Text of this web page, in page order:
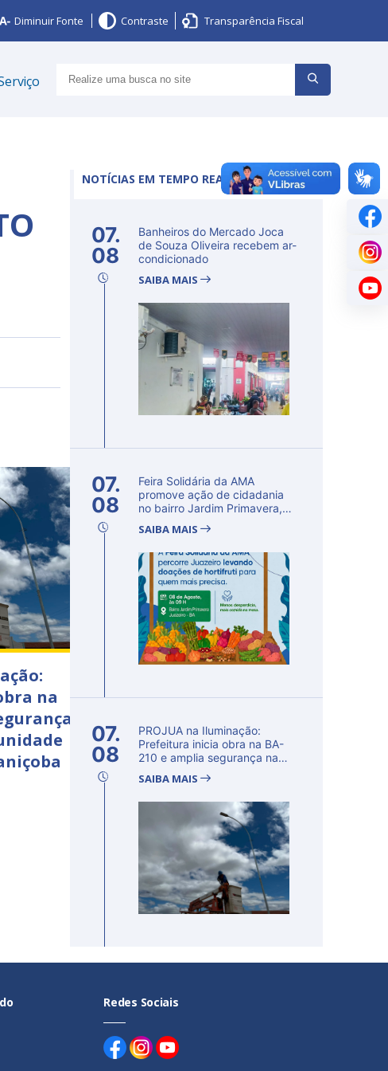
Diminuir Fonte Contraste Transparência Fiscal
na
NOTÍCIAS EM TEMPO REAL
07.
08
Banheiros do Mercado Joca
de Souza Oliveira recebem ar-
condicionado
SAIBA MAIS
07.
08
Feira Solidária da AMA
promove ação de cidadania
no bairro Jardim Primavera,
SAIBA MAIS
07.
08
PROJUA na Iluminação:
Prefeitura inicia obra na BA-
210 e amplia segurança na
SAIBA MAIS
Redes Sociais